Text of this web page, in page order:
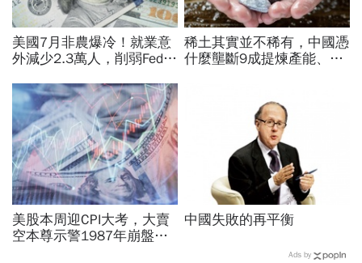
美國7月非農爆冷！就業意
外減少2.3萬人，削弱Fed升
創7個月來最佳單周
稀土其實並不稀有，中國憑
什麼壟斷9成提煉產能、掐
美股本周迎CPI大考，大賣
空本尊示警1987年崩盤恐
中國失敗的再平衡
Ads by